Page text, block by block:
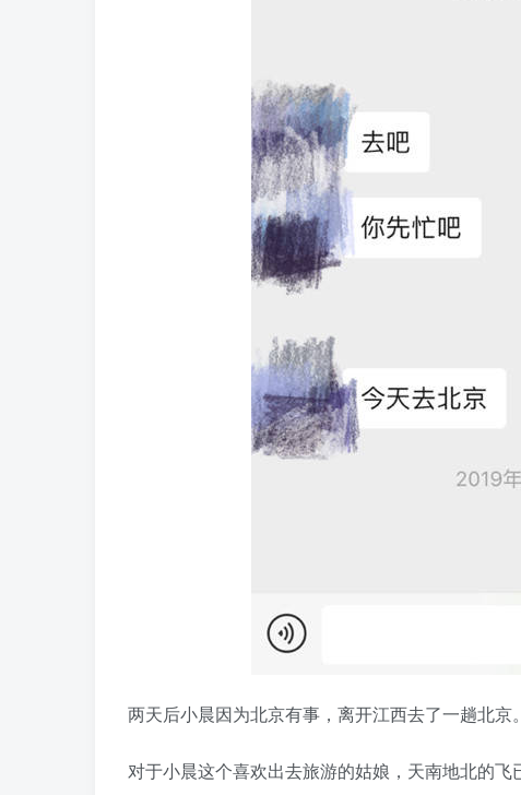
两天后小晨因为北京有事，离开江西去了一趟北京。
对于小晨这个喜欢出去旅游的姑娘，天南地北的